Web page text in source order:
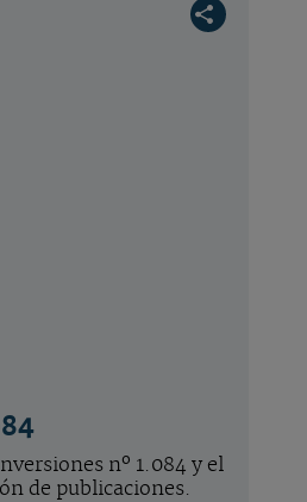
nº 1.084 y el
de publicaciones.